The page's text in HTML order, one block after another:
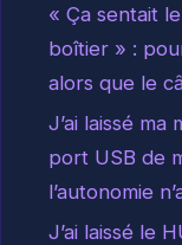
« Ça sentait
boîtier » :
alors que le
J’ai laissé
port USB de
l’autonomie
J’ai laissé le